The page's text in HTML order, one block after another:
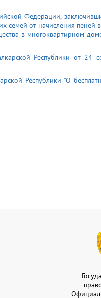
Федерации,
от начисления пеней
в многоквартирном
Республики от 24
Республики "О